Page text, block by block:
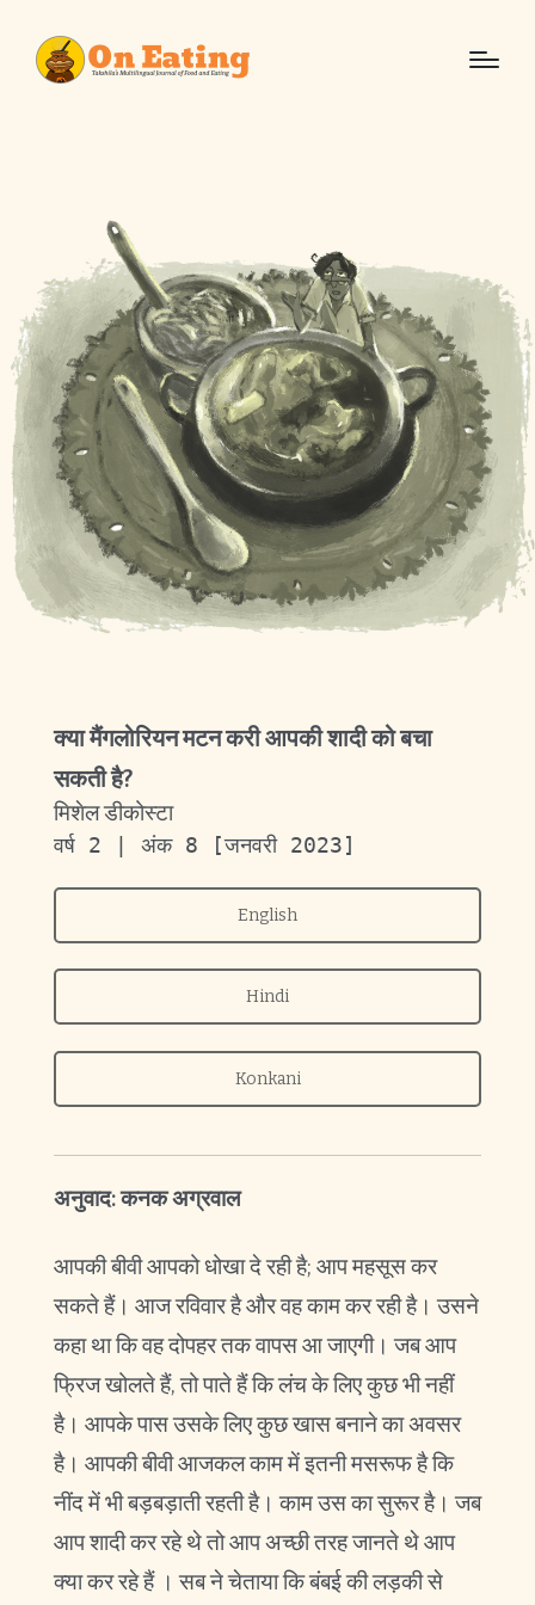
क्या मैंगलोरियन मटन करी आपकी शादी को बचा
सकती है?
मिशेल डीकोस्टा
वर्ष 2 | अंक 8 [जनवरी 2023]
English
Hindi
Konkani
अनुवाद: कनक अग्रवाल
आपकी बीवी आपको धोखा दे रही है; आप महसूस कर
सकते हैं। आज रविवार है और वह काम कर रही है। उसने
कहा था कि वह दोपहर तक वापस आ जाएगी। जब आप
फ्रिज खोलते हैं, तो पाते हैं कि लंच के लिए कुछ भी नहीं
है। आपके पास उसके लिए कुछ खास बनाने का अवसर
है। आपकी बीवी आजकल काम में इतनी मसरूफ है कि
नींद में भी बड़बड़ाती रहती है। काम उस का सुरूर है। जब
आप शादी कर रहे थे तो आप अच्छी तरह जानते थे आप
क्या कर रहे हैं । सब ने चेताया कि बंबई की लड़की से